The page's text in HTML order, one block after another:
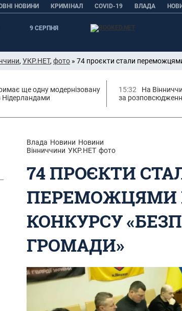
НОВИНИ КРИМІНАЛ COVID-19 ВЛАДА
9 СЕРПНЯ
, УКР.НЕТ, фото » 74 проєкти стали
ще одну модернізовану
Нідерландами
15:32
На
за
Влада Новини Новини
Вінниччини УКР.НЕТ фото
74 ПРОЄКТИ
ПЕРЕМОЖЦЯМИ
КОНКУРСУ
ГРОМАДИ»